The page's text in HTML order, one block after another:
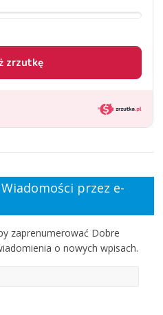
przez e-
zaprenumerować Dobre
o nowych wpisach.